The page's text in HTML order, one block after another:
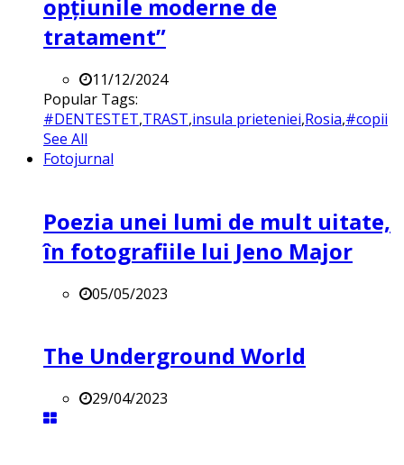
opțiunile moderne de
tratament”
11/12/2024
Popular Tags:
#DENTESTET,TRAST,insula prieteniei,Rosia,#copii
See All
Fotojurnal
Poezia unei lumi de mult uitate,
în fotografiile lui Jeno Major
05/05/2023
The Underground World
29/04/2023